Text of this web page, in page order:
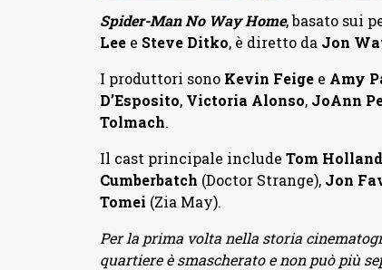
Spider-Man No Way Home, basato sui
Leee Steve Ditko, è diretto da Jon
I produttori sono Kevin Feigee Amy
D’Esposito, Victoria Alonso, JoAnn
Tolmach.
Il cast principale include Tom Holland
Cumberbatch (Doctor Strange),Jon
Tomei (Zia May).
Per la prima volta nella storia
quartiere è smascherato e non può più